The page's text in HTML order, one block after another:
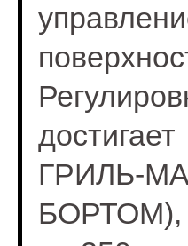
ГРИЛЬ-
БОРТОМ),